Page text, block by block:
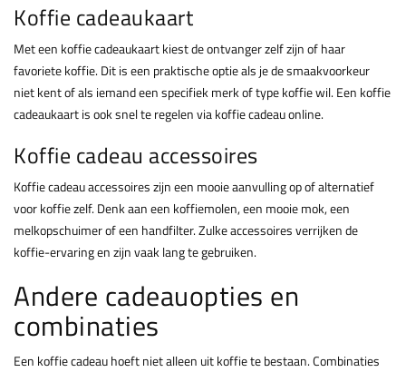
Koffie cadeaukaart
Met een koffie cadeaukaart kiest de ontvanger zelf zijn of haar
favoriete koffie. Dit is een praktische optie als je de smaakvoorkeur
niet kent of als iemand een specifiek merk of type koffie wil. Een koffie
cadeaukaart is ook snel te regelen via koffie cadeau online.
Koffie cadeau accessoires
Koffie cadeau accessoires zijn een mooie aanvulling op of alternatief
voor koffie zelf. Denk aan een koffiemolen, een mooie mok, een
melkopschuimer of een handfilter. Zulke accessoires verrijken de
koffie-ervaring en zijn vaak lang te gebruiken.
Andere cadeauopties en
combinaties
Een koffie cadeau hoeft niet alleen uit koffie te bestaan. Combinaties